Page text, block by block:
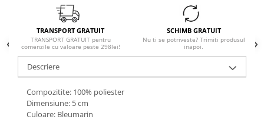
TRANSPORT GRATUIT
TRANSPORT GRATUIT pentru
comenzile cu valoare peste 298lei!
SCHIMB GRATUIT
Nu ti se potriveste? Trimiti produsul
inapoi.
Descriere
Compozitite: 100% poliester
Dimensiune: 5 cm
Culoare: Bleumarin